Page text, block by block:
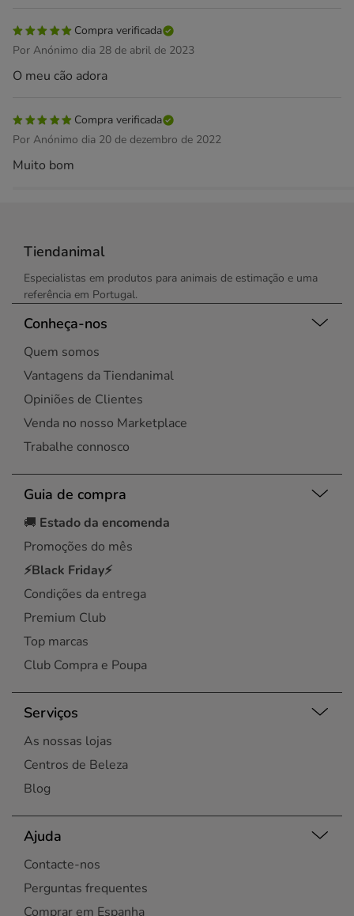
Compra verificada
Por Anónimo dia 28 de abril de 2023
O meu cão adora
Compra verificada
Por Anónimo dia 20 de dezembro de 2022
Muito bom
Tiendanimal
Especialistas em produtos para animais de estimação e uma
referência em Portugal.
Conheça-nos
Quem somos
Vantagens da Tiendanimal
Opiniões de Clientes
Venda no nosso Marketplace
Trabalhe connosco
Guia de compra
🚚 Estado da encomenda
Promoções do mês
⚡Black Friday⚡
Condições da entrega
Premium Club
Top marcas
Club Compra e Poupa
Serviços
As nossas lojas
Centros de Beleza
Blog
Ajuda
Contacte-nos
Perguntas frequentes
Comprar em Espanha